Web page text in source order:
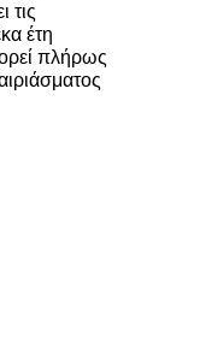
τις
έτη
πλήρως